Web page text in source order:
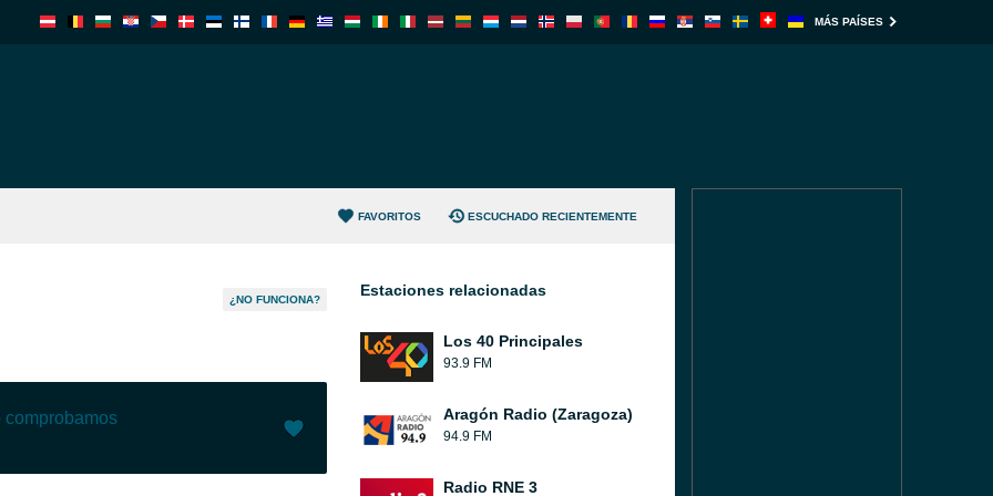
MÁS PAÍSES
FAVORITOS ESCUCHADO RECIENTEMENTE
¿NO FUNCIONA?
comprobamos
Estaciones relacionadas
Los 40 Principales
93.9 FM
Aragón Radio (Zaragoza)
94.9 FM
Radio RNE 3